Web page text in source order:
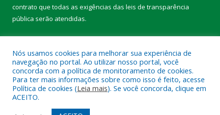
contrato que todas as exigências das leis de transparência
pública serão atendidas.
Todos os direitos reservados a Prefeitura Municipal de Faro.
Nós usamos cookies para melhorar sua experiência de
navegação no portal. Ao utilizar nosso portal, você
concorda com a política de monitoramento de cookies.
Para ter mais informações sobre como isso é feito, acesse
Política de cookies (Leia mais). Se você concorda, clique em
ACEITO.